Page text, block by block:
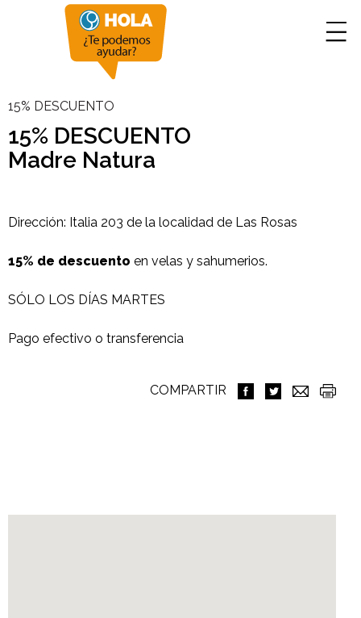
15% DESCUENTO
15% DESCUENTO
Madre Natura
Dirección: Italia 203 de la localidad de Las Rosas
15% de descuento en velas y sahumerios.
SÓLO LOS DÍAS MARTES
Pago efectivo o transferencia
COMPARTIR